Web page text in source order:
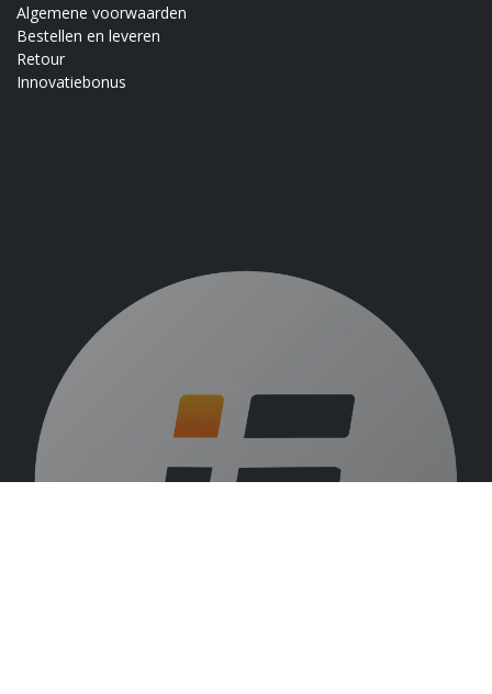
Algemene voorwaarden
Bestellen en leveren
Retour
Innovatiebonus